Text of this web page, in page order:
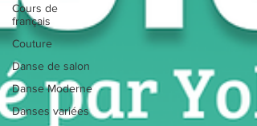
Cours de
français
Couture
Danse de salon
Danse Moderne
Danses variées